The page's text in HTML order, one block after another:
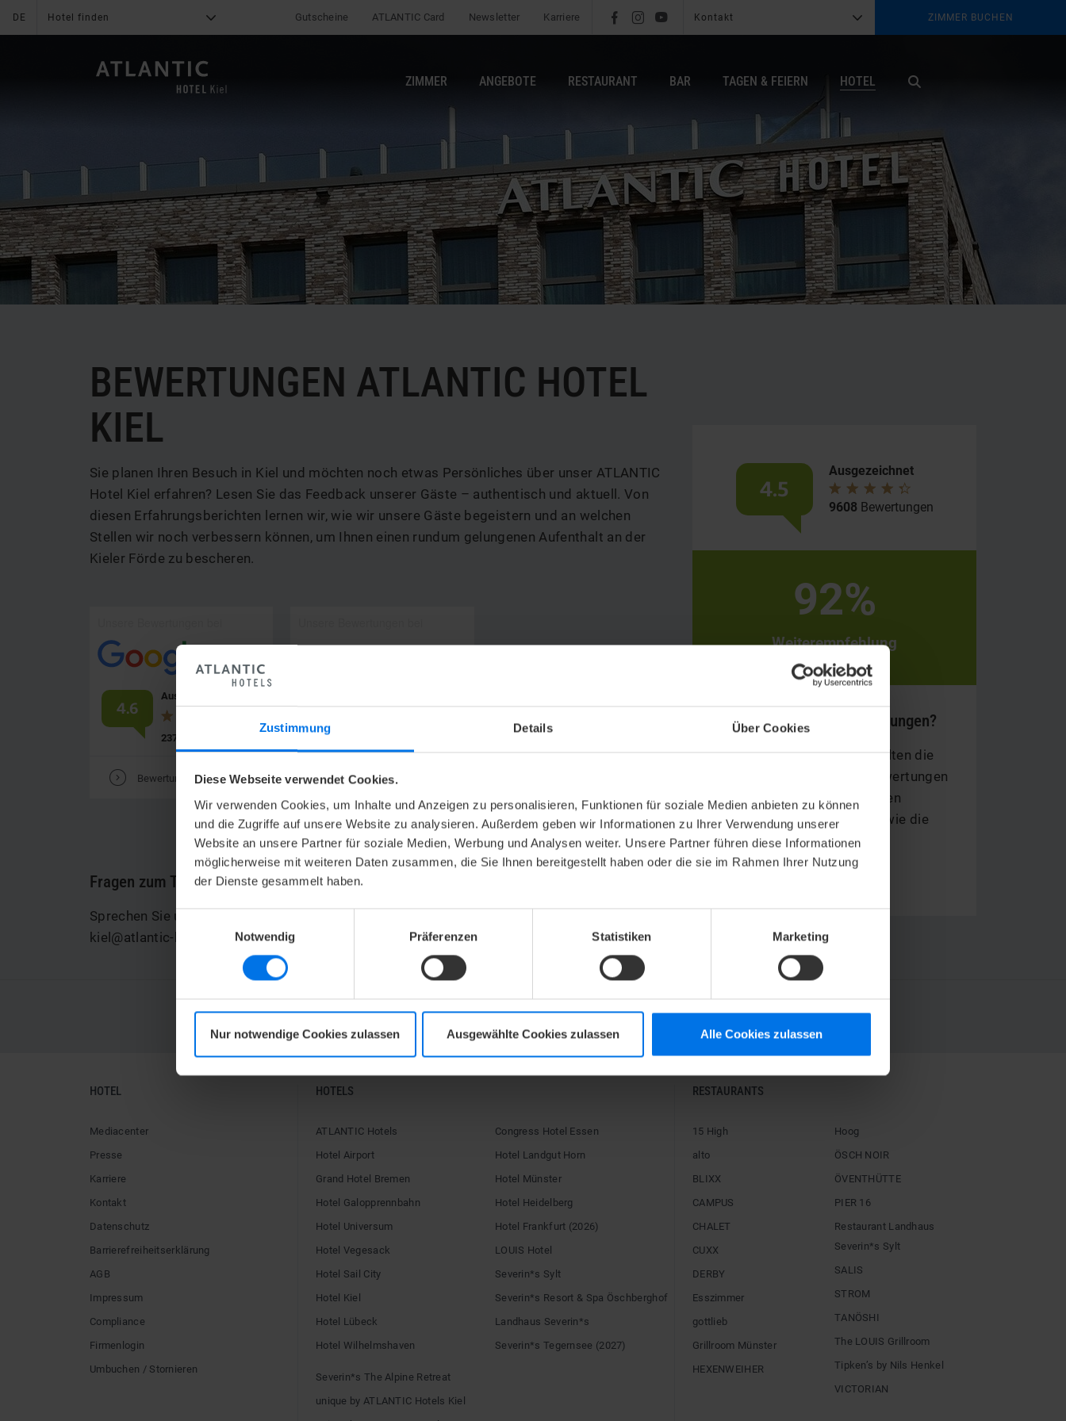
Zustimmung Details Über Cookies
Diese Webseite verwendet Cookies.
Wir verwenden Cookies, um Inhalte und Anzeigen zu personalisieren, Funktionen für soziale Medien anbieten zu können
und die Zugriffe auf unsere Website zu analysieren. Außerdem geben wir Informationen zu Ihrer Verwendung unserer
Website an unsere Partner für soziale Medien, Werbung und Analysen weiter. Unsere Partner führen diese Informationen
möglicherweise mit weiteren Daten zusammen, die Sie Ihnen bereitgestellt haben oder die sie im Rahmen Ihrer Nutzung
der Dienste gesammelt haben.
Einwilligungsauswahl
Notwendig
Präferenzen Statistiken Marketing
Nur notwendige Cookies zulassen Ausgewählte Cookies zulassen Alle Cookies zulassen
DE Hotel finden G Gutscheine ATLANTIC Card Newsletter Karriere l é m Kontakt G ZIMMER BUCHEN
X b
ZIMMER ANGEBOTE RESTAURANT BAR TAGEN & FEIERN HOTEL
Was uns auszeichnet
Online Check-In
Online Bezahlung
Serviceleistungen
Impressionen
Familie
Fitness
News & Aktionen
Angebote
Fanshop
Mediacenter
Bewertungen
Lage & Anreise
Karriere
X
BEWERTUNGEN ATLANTIC HOTEL
KIEL
Sie planen Ihren Besuch in Kiel und möchten noch etwas Persönliches über unser ATLANTIC
Hotel Kiel erfahren? Lesen Sie das Feedback unserer Gäste – authentisch und aktuell. Von
diesen Erfahrungsberichten lernen wir, wie wir unsere Gäste begeistern und an welchen
Stellen wir noch verbessern können, um Ihnen einen rundum gelungenen Aufenthalt an der
Kieler Förde zu bescheren.
4.6
Ausgezeichnet
2377
V Bewertungen lesen
4.3
V Bewertungen lesen
Fragen zum Thema Bewertungen?
Sprechen Sie uns gern an: telefonisch unter +49 431 37499-0 oder per E-Mail an
kiel@atlantic-hotels.de
.
4.5
Ausgezeichnet
9608 Bewertungen
92%
Weiterempfehlung
Woher kommen die Bewertungen?
Mit Hilfe von Revinate verwalten die
ATLANTIC Hotels Gäste-Bewertungen
und ermitteln den angezeigten
Bewertungsdurchschnitt sowie die
Weiterempfehlungsquote.
Mehr erfahren
ATLANTIC HOTELS NEWSLETTER
ZUR NEWSLETTER-ANMELDUNG
HOTEL
Mediacenter
Presse
Karriere
Kontakt
Datenschutz
Barrierefreiheitserklärung
AGB
Impressum
Compliance
Firmenlogin
Umbuchen / Stornieren
HOTELS
ATLANTIC Hotels
Hotel Airport
Grand Hotel Bremen
Hotel Galopprennbahn
Hotel Universum
Hotel Vegesack
Hotel Sail City
Hotel Kiel
Hotel Lübeck
Hotel Wilhelmshaven
Congress Hotel Essen
Hotel Landgut Horn
Hotel Münster
Hotel Heidelberg
Hotel Frankfurt (2026)
LOUIS Hotel
Severin*s Sylt
Severin*s Resort & Spa Öschberghof
Landhaus Severin*s
Severin*s Tegernsee (2027)
Severin*s The Alpine Retreat
unique by ATLANTIC Hotels Kiel
RESTAURANTS
15 High
alto
BLIXX
CAMPUS
CHALET
CUXX
DERBY
Esszimmer
gottlieb
Grillroom Münster
HEXENWEIHER
Hoog
ÖSCH NOIR
ÖVENTHÜTTE
PIER 16
Restaurant Landhaus
Severin*s Sylt
SALIS
STROM
TANÖSHI
The LOUIS Grillroom
Tipken’s by Nils Henkel
VICTORIAN